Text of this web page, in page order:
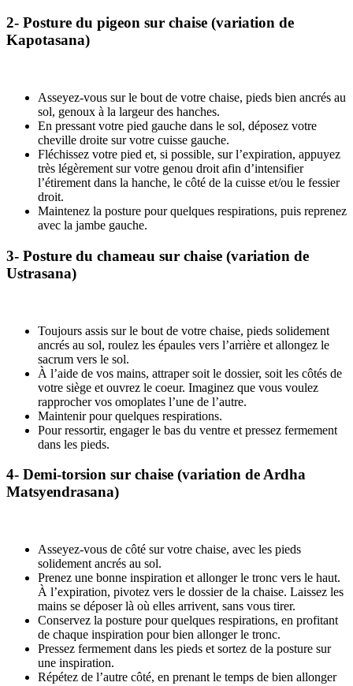
2- Posture du pigeon sur chaise (variation de
Kapotasana)
Asseyez-vous sur le bout de votre chaise, pieds bien ancrés au
sol, genoux à la largeur des hanches.
En pressant votre pied gauche dans le sol, déposez votre
cheville droite sur votre cuisse gauche.
Fléchissez votre pied et, si possible, sur l’expiration, appuyez
très légèrement sur votre genou droit afin d’intensifier
l’étirement dans la hanche, le côté de la cuisse et/ou le fessier
droit.
Maintenez la posture pour quelques respirations, puis reprenez
avec la jambe gauche.
3- Posture du chameau sur chaise (variation de
Ustrasana)
Toujours assis sur le bout de votre chaise, pieds solidement
ancrés au sol, roulez les épaules vers l’arrière et allongez le
sacrum vers le sol.
À l’aide de vos mains, attraper soit le dossier, soit les côtés de
votre siège et ouvrez le coeur. Imaginez que vous voulez
rapprocher vos omoplates l’une de l’autre.
Maintenir pour quelques respirations.
Pour ressortir, engager le bas du ventre et pressez fermement
dans les pieds.
4- Demi-torsion sur chaise (variation de Ardha
Matsyendrasana)
Asseyez-vous de côté sur votre chaise, avec les pieds
solidement ancrés au sol.
Prenez une bonne inspiration et allonger le tronc vers le haut.
À l’expiration, pivotez vers le dossier de la chaise. Laissez les
mains se déposer là où elles arrivent, sans vous tirer.
Conservez la posture pour quelques respirations, en profitant
de chaque inspiration pour bien allonger le tronc.
Pressez fermement dans les pieds et sortez de la posture sur
une inspiration.
Répétez de l’autre côté, en prenant le temps de bien allonger